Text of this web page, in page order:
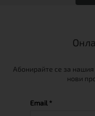
Абонирайте се за
нови
Email *